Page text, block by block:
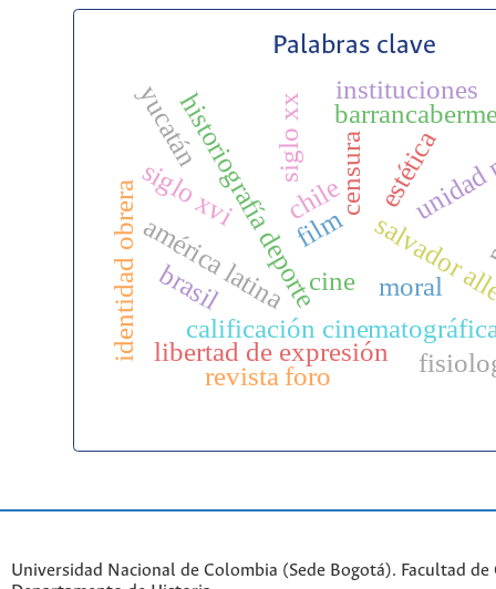
Palabras clave
historiografía deporte
américa latina
censura
calificación
cine
film
chile
salvador
libertad de expresión
identidad obrera moral
siglo xvi
siglo xx
instituciones
yucatán
brasil
revista foro
estética
Universidad Nacional de Colombia (Sede Bogotá). Facultad de